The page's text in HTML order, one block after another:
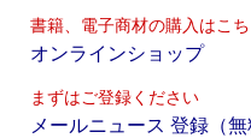
書籍、電子商材の購入はこち
オンラインショップ
まずはご登録ください
メールニュース 登録（無